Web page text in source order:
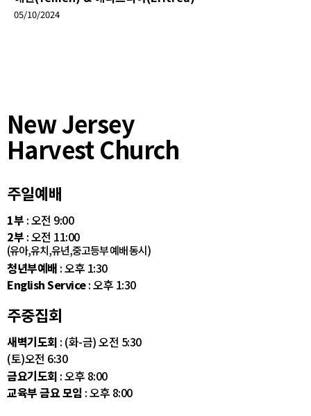
05/10/2024
New Jersey
Harvest Church
주일예배
1부 : 오전 9:00
2부 : 오전 11:00
(유아,유치,유년,중고등부 예배 동시)
청년부예배 : 오후 1:30
English Service: 오후 1:30
주중집회
새벽기도회 : (화-금) 오전 5:30
(토)오전 6:30
금요기도회 : 오후 8:00
교육부 금요 모임 : 오후 8:00